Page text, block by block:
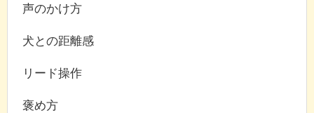
声のかけ方
犬との距離感
リード操作
褒め方